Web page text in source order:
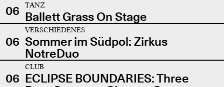
06
TANZ
Ballett Grass On Stage
06
VERSCHIEDENES
Sommer im Südpol: Zirkus
NotreDuo
06
CLUB
ECLIPSE BOUNDARIES: Three